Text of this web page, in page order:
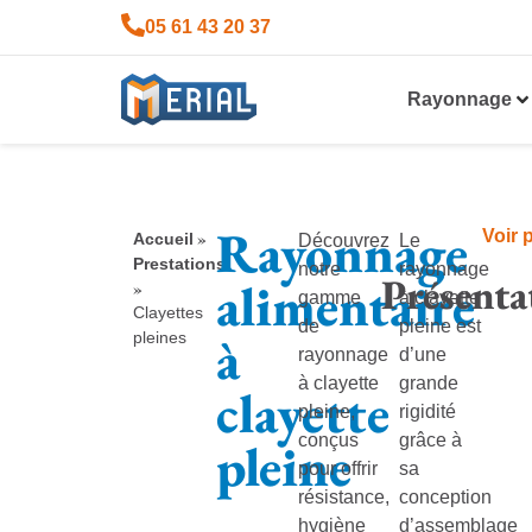
05 61 43 20 37
Rayonnage
Accueil »
Prestations
»
Clayettes
pleines
Rayonnage
alimentaire
à
clayette
pleine
Découvrez
notre
gamme
de
rayonnage
à clayette
pleine,
conçus
pour offrir
résistance,
hygiène
Le
rayonnage
à clayette
pleine est
d’une
grande
rigidité
grâce à
sa
conception
d’assemblage
Voir